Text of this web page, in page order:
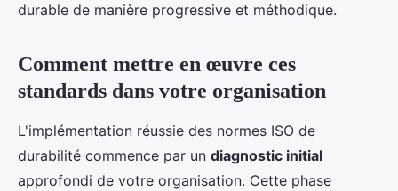
durable de manière progressive et méthodique.
Comment mettre en œuvre ces
standards dans votre organisation
L'implémentation réussie des normes ISO de
durabilité commence par un diagnostic initial
approfondi de votre organisation. Cette phase